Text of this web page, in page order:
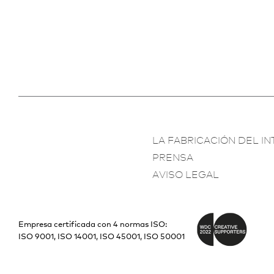
LA FABRICACIÓN DEL
PRENSA
AVISO LEGAL
Empresa certificada con 4 normas ISO:
ISO 9001, ISO 14001, ISO 45001, ISO 50001